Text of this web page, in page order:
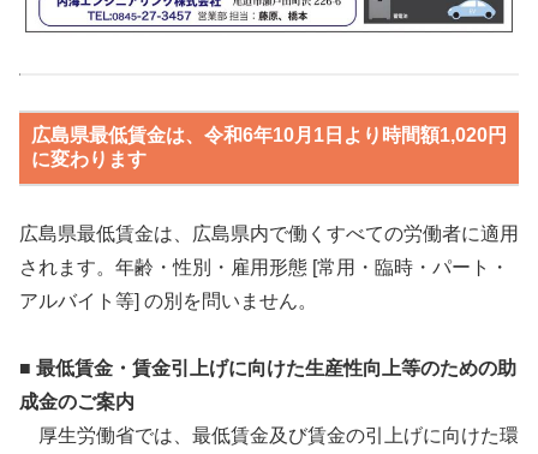
広島県最低賃金は、令和6年10月1日より時間額1,020円
に変わります
広島県最低賃金は、広島県内で働くすべての労働者に適用
されます。年齢・性別・雇用形態 [常用・臨時・パート・
アルバイト等] の別を問いません。
■ 最低賃金・賃金引上げに向けた生産性向上等のための助
成金のご案内
厚生労働省では、最低賃金及び賃金の引上げに向けた環